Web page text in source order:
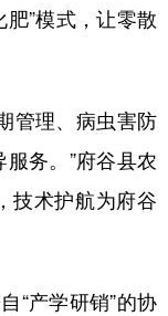
”模式，让零散
理、病虫害防
务。”府谷县农
技术护航为府谷
“产学研销”的协